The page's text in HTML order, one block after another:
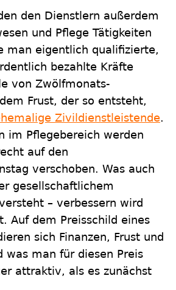
den Dienstlern außerdem
und Pflege Tätigkeiten
man eigentlich qualifizierte,
bezahlte Kräfte
von Zwölfmonats-
Frust, der so entsteht,
Zivildienstleistende.
im Pflegebereich werden
auf den
verschoben. Was auch
gesellschaftlichem
– verbessern wird
Auf dem Preisschild eines
sich Finanzen, Frust und
was man für diesen Preis
attraktiv, als es zunächst